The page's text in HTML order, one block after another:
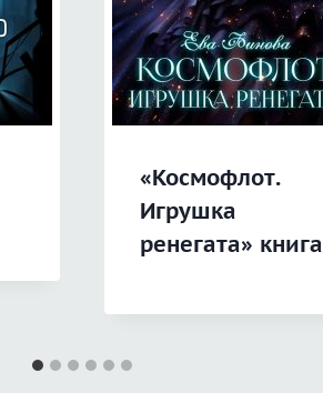
«Космофлот.
Игрушка
ренегата» книга